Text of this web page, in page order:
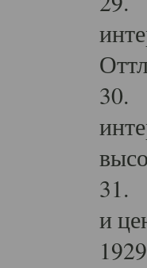
30.
31.
и